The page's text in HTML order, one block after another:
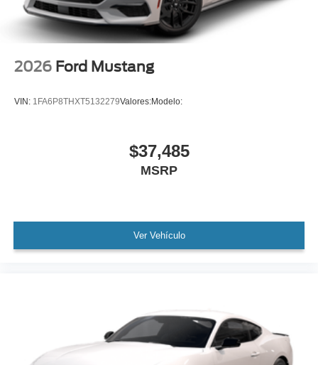
2026 Ford Mustang
VIN: 1FA6P8THXT5132279Valores:Modelo:
$37,485
MSRP
Ver Vehículo